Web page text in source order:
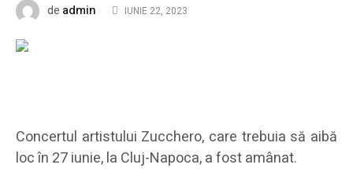
de admin IUNIE 22, 2023
Concertul artistului Zucchero, care trebuia să aibă
loc în 27 iunie, la Cluj-Napoca, a fost amânat.